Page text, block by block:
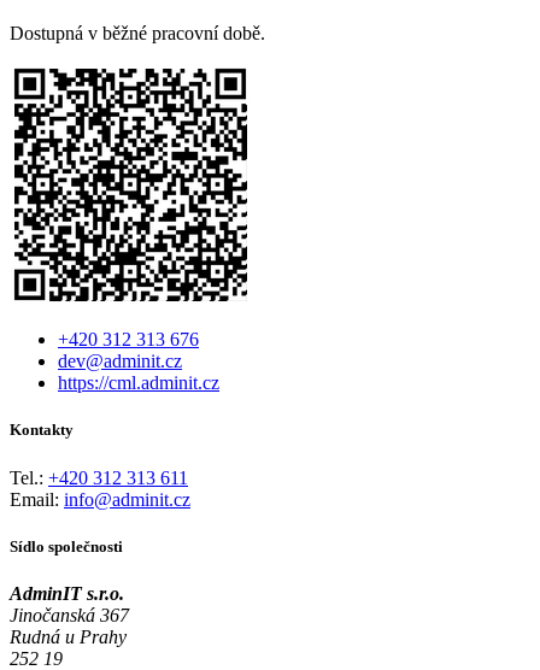
Dostupná v běžné pracovní době.
+420 312 313 676
dev@adminit.cz
https://cml.adminit.cz
Kontakty
Tel.: +420 312 313 611
Email: info@adminit.cz
Sídlo společnosti
AdminIT s.r.o.
Jinočanská 367
Rudná u Prahy
252 19